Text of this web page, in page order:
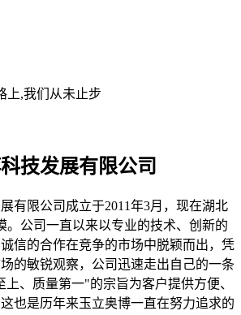
上,我们从未止步
技发展有限公司
有限公司成立于2011年3月，现在湖北
。公司一直以来以专业的技术、创新的
信的合作在竞争的市场中脱颖而出，凭
的敏锐观察，公司迅速走出自己的一条
、质量第一"的宗旨为客户提供方便、
也是历年来玉立奥博一直在努力追求的